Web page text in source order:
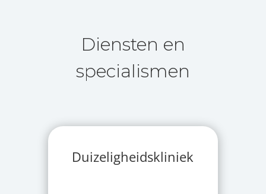
Diensten en
specialismen
Duizeligheidskliniek